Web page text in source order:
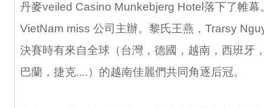
丹麥veiled Casino Munkebjerg Hotel落下了帷幕
VietNam miss 公司主辦。黎氏王燕，Trarsy
決賽時有來自全球（台灣，德國，越南，西班牙
巴蘭，捷克....）的越南佳麗們共同角逐后冠。